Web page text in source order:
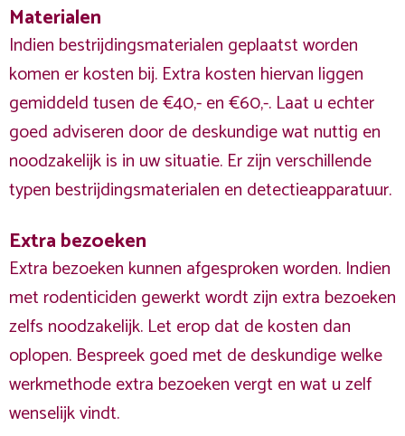
Materialen
Indien bestrijdingsmaterialen geplaatst worden
komen er kosten bij. Extra kosten hiervan liggen
gemiddeld tusen de €40,- en €60,-. Laat u echter
goed adviseren door de deskundige wat nuttig en
noodzakelijk is in uw situatie. Er zijn verschillende
typen bestrijdingsmaterialen en detectieapparatuur.
Extra bezoeken
Extra bezoeken kunnen afgesproken worden. Indien
met rodenticiden gewerkt wordt zijn extra bezoeken
zelfs noodzakelijk. Let erop dat de kosten dan
oplopen. Bespreek goed met de deskundige welke
werkmethode extra bezoeken vergt en wat u zelf
wenselijk vindt.